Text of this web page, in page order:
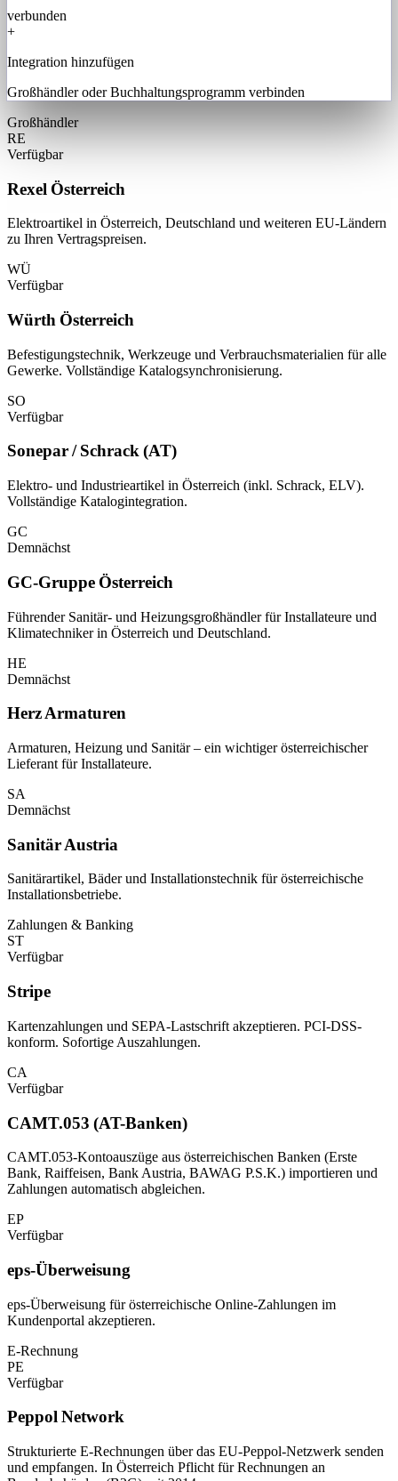
verbunden
+
Integration hinzufügen
Großhändler oder Buchhaltungsprogramm verbinden
Großhändler
RE
Verfügbar
Rexel Österreich
Elektroartikel in Österreich, Deutschland und weiteren EU-Ländern
zu Ihren Vertragspreisen.
WÜ
Verfügbar
Würth Österreich
Befestigungstechnik, Werkzeuge und Verbrauchsmaterialien für alle
Gewerke. Vollständige Katalogsynchronisierung.
SO
Verfügbar
Sonepar / Schrack (AT)
Elektro- und Industrieartikel in Österreich (inkl. Schrack, ELV).
Vollständige Katalogintegration.
GC
Demnächst
GC-Gruppe Österreich
Führender Sanitär- und Heizungsgroßhändler für Installateure und
Klimatechniker in Österreich und Deutschland.
HE
Demnächst
Herz Armaturen
Armaturen, Heizung und Sanitär – ein wichtiger österreichischer
Lieferant für Installateure.
SA
Demnächst
Sanitär Austria
Sanitärartikel, Bäder und Installationstechnik für österreichische
Installationsbetriebe.
Zahlungen & Banking
ST
Verfügbar
Stripe
Kartenzahlungen und SEPA-Lastschrift akzeptieren. PCI-DSS-
konform. Sofortige Auszahlungen.
CA
Verfügbar
CAMT.053 (AT-Banken)
CAMT.053-Kontoauszüge aus österreichischen Banken (Erste
Bank, Raiffeisen, Bank Austria, BAWAG P.S.K.) importieren und
Zahlungen automatisch abgleichen.
EP
Verfügbar
eps-Überweisung
eps-Überweisung für österreichische Online-Zahlungen im
Kundenportal akzeptieren.
E-Rechnung
PE
Verfügbar
Peppol Network
Strukturierte E-Rechnungen über das EU-Peppol-Netzwerk senden
und empfangen. In Österreich Pflicht für Rechnungen an